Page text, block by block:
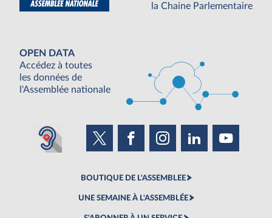
la Chaine Parlementaire
OPEN DATA
Accédez à toutes
les données de
l'Assemblée nationale
BOUTIQUE DE L'ASSEMBLEE
UNE SEMAINE À L'ASSEMBLÉE